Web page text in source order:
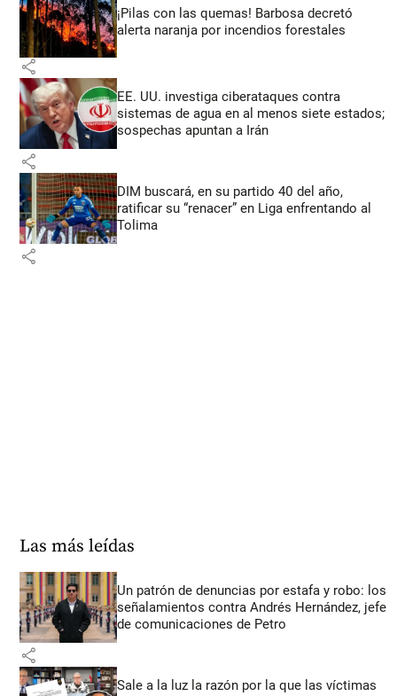
¡Pilas con las quemas! Barbosa decretó
alerta naranja por incendios forestales
share
EE. UU. investiga ciberataques contra
sistemas de agua en al menos siete estados;
sospechas apuntan a Irán
share
DIM buscará, en su partido 40 del año,
ratificar su “renacer” en Liga enfrentando al
Tolima
share
Las más leídas
Un patrón de denuncias por estafa y robo: los
señalamientos contra Andrés Hernández, jefe
de comunicaciones de Petro
share
Sale a la luz la razón por la que las víctimas